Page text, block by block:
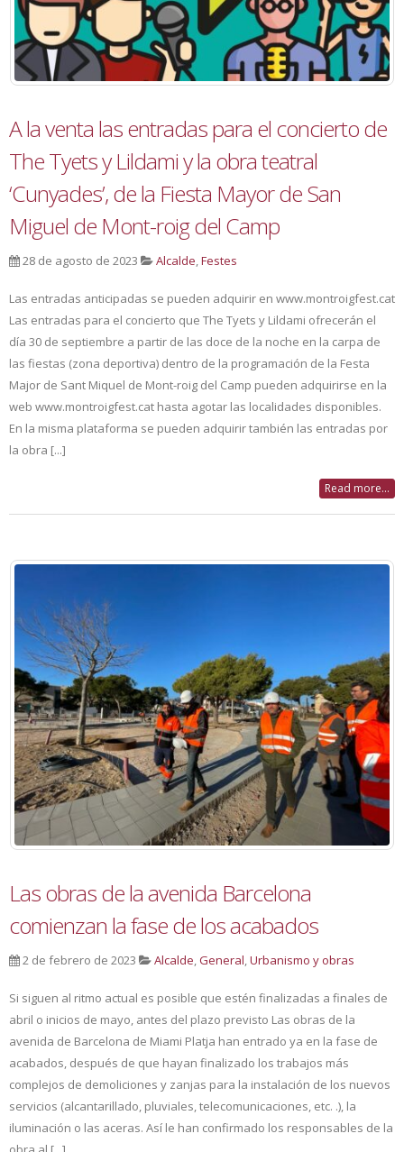
A la venta las entradas para el concierto de
The Tyets y Lildami y la obra teatral
‘Cunyades’, de la Fiesta Mayor de San
Miguel de Mont-roig del Camp
28 de agosto de 2023 Alcalde,Festes
Las entradas anticipadas se pueden adquirir en www.montroigfest.cat
Las entradas para el concierto que The Tyets y Lildami ofrecerán el
día 30 de septiembre a partir de las doce de la noche en la carpa de
las fiestas (zona deportiva) dentro de la programación de la Festa
Major de Sant Miquel de Mont-roig del Camp pueden adquirirse en la
web www.montroigfest.cat hasta agotar las localidades disponibles.
En la misma plataforma se pueden adquirir también las entradas por
la obra [...]
Read more...
Las obras de la avenida Barcelona
comienzan la fase de los acabados
2 de febrero de 2023 Alcalde,General,Urbanismo y obras
Si siguen al ritmo actual es posible que estén finalizadas a finales de
abril o inicios de mayo, antes del plazo previsto Las obras de la
avenida de Barcelona de Miami Platja han entrado ya en la fase de
acabados, después de que hayan finalizado los trabajos más
complejos de demoliciones y zanjas para la instalación de los nuevos
servicios (alcantarillado, pluviales, telecomunicaciones, etc. .), la
iluminación o las aceras. Así le han confirmado los responsables de la